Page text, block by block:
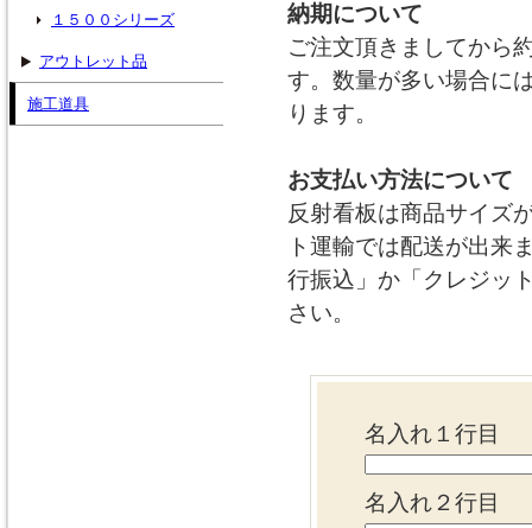
納期について
ご注文頂きましてから
す。数量が多い場合に
ります。
お支払い方法について
反射看板は商品サイズ
ト運輸では配送が出来
行振込」か「クレジッ
さい。
名入れ１行目
名入れ２行目
１５００シリーズ
アウトレット品
施工道具